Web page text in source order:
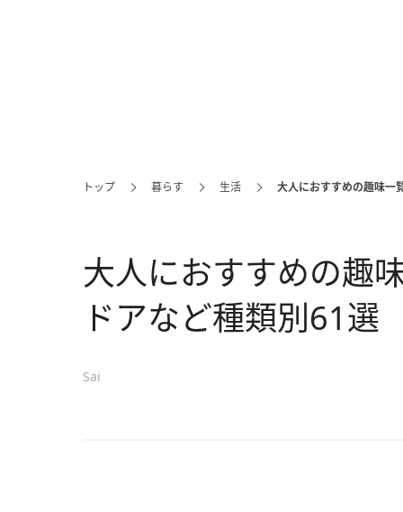
トップ 暮らす 生活 大人におすすめの趣味一
大人におすすめの趣
ドアなど種類別61選
Sai